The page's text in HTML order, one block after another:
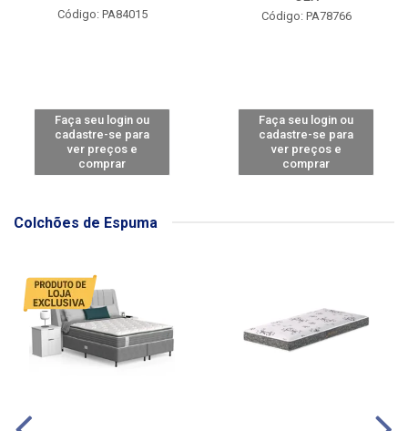
Código: PA84015
Faça seu login ou
cadastre-se para
ver preços e
comprar
Código: PA78766
Faça seu login ou
cadastre-se para
ver preços e
comprar
Colchões de Espuma